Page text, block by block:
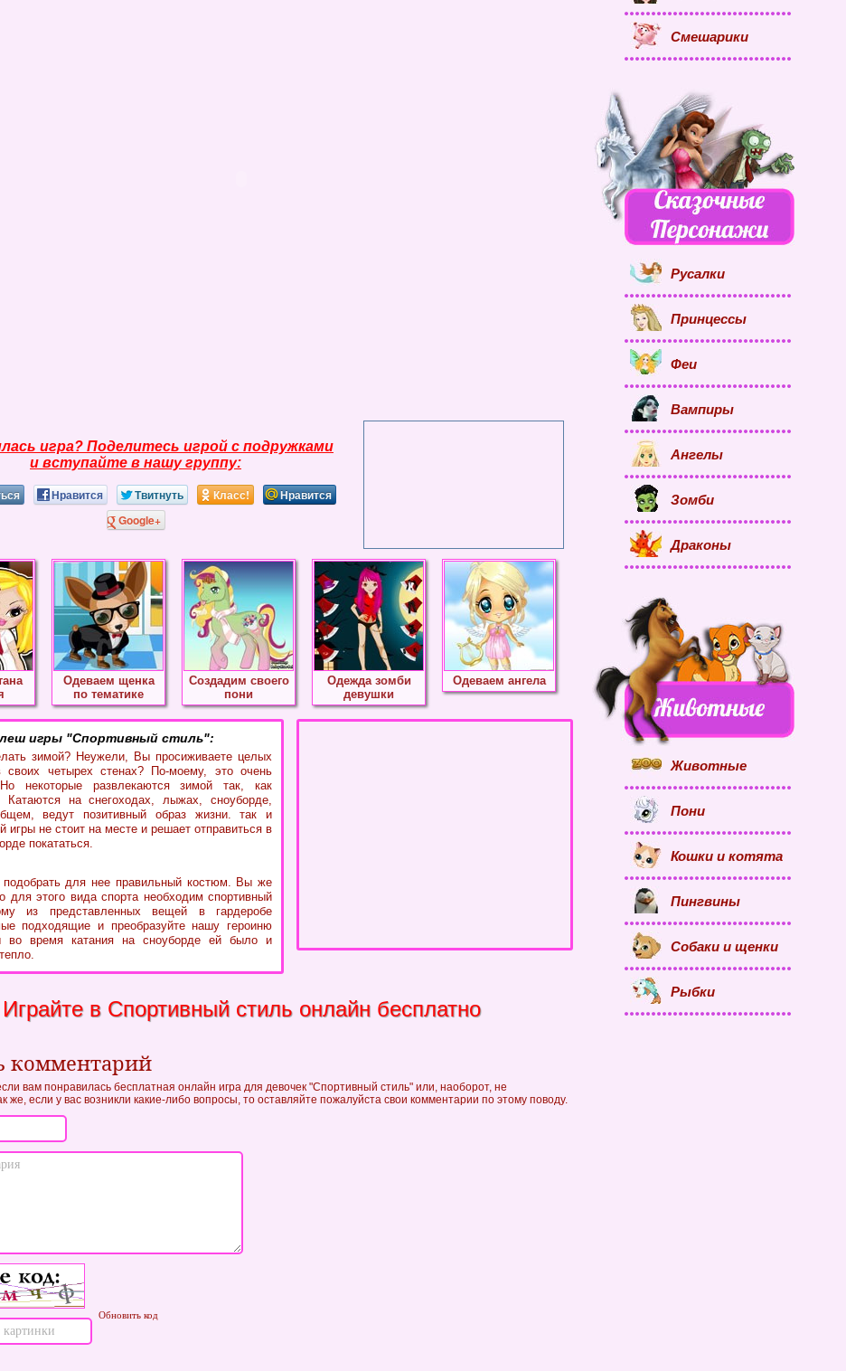
игра? Поделитесь игрой с подружками
и вступайте в нашу группу:
Нравится Твитнуть Класс!
Нравится
Google+
Одеваем щенка
по тематике
Создадим своего
пони
Одежда зомби
девушки
Одеваем ангела
игры "Спортивный стиль":
зимой? Неужели, Вы просиживаете целых
четырех стенах? По-моему, это очень
некоторые развлекаются зимой так, как
Катаются на снегоходах, лыжах, сноуборде,
ведут позитивный образ жизни. так и
игры не стоит на месте и решает отправиться в
покататься.
для нее правильный костюм. Вы же
для этого вида спорта необходим спортивный
из представленных вещей в гардеробе
подходящие и преобразуйте нашу героиню
во время катания на сноуборде ей было и
Играйте в Спортивный стиль онлайн бесплатно
комментарий
вам понравилась бесплатная онлайн игра для девочек "Спортивный стиль" или, наоборот, не
же, если у вас возникли какие-либо вопросы, то оставляйте пожалуйста свои комментарии по этому поводу.
Обновить код
Смешарики
Русалки
Принцессы
Феи
Вампиры
Ангелы
Зомби
Драконы
Животные
Пони
Кошки и котята
Пингвины
Собаки и щенки
Рыбки